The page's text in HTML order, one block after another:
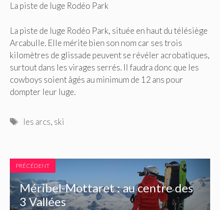
La piste de luge Rodéo Park
La piste de luge Rodéo Park, située en haut du télésiège
Arcabulle. Elle mérite bien son nom car ses trois
kilomètres de glissade peuvent se révéler acrobatiques,
surtout dans les virages serrés. Il faudra donc que les
cowboys soient âgés au minimum de 12 ans pour
dompter leur luge.
Étiquettes
les arcs, ski
PRÉCÉDENT
Méribel-Mottaret : au centre des
3 Vallées